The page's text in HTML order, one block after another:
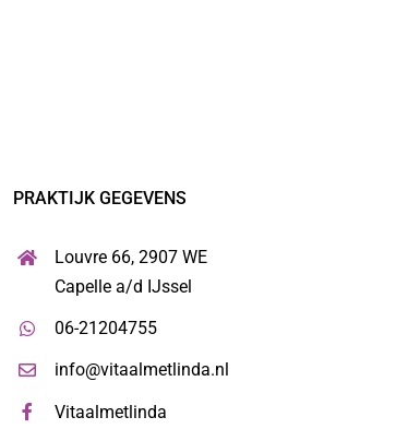
PRAKTIJK GEGEVENS
Louvre 66, 2907 WE
Capelle a/d IJssel
06-21204755
info@vitaalmetlinda.nl
Vitaalmetlinda